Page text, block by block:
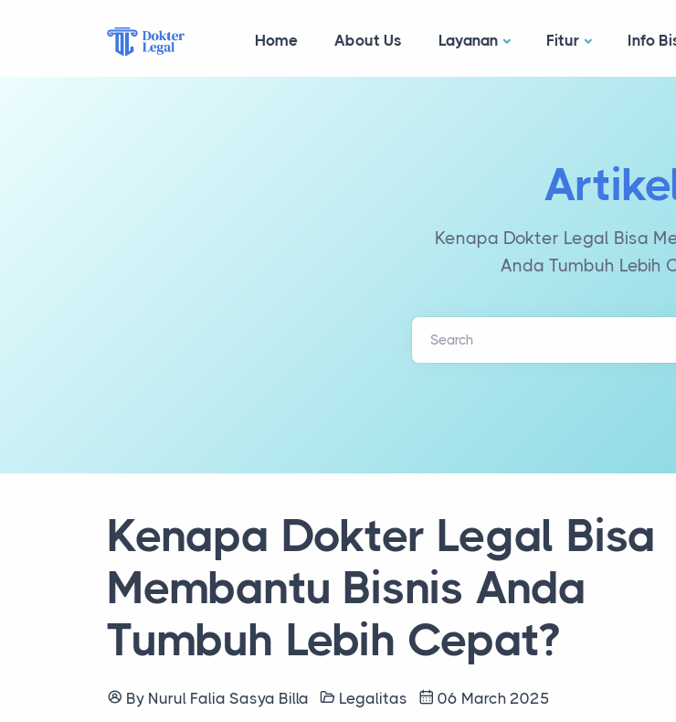
Home About Us Layanan Fitur Info
Kenapa Dokter Legal Bisa
Anda Tumbuh Lebih
Search
Kenapa Dokter Legal Bisa
Membantu Bisnis Anda
Tumbuh Lebih Cepat?
By Nurul Falia Sasya Billa Legalitas 06 March 2025